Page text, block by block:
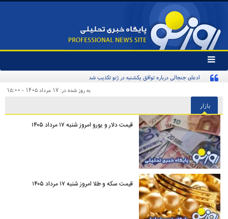
تغییر
وضعیت
منوی
ها
ادعای جنجالی درباره توافق یکشنبه در ژنو تکذیب شد
به روز شده در: ۱۷ مرداد ۱۴۰۵ - ۱۵:۰۰
بازار
قیمت دلار و یورو امروز شنبه ۱۷ مرداد ۱۴۰۵
قیمت سکه و طلا امروز شنبه ۱۷ مرداد ۱۴۰۵